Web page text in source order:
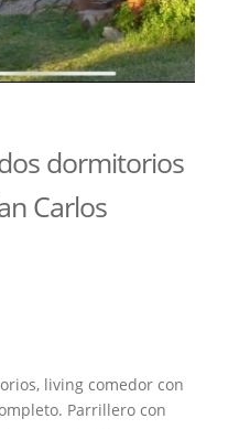
dormitorios
Carlos
living comedor con
Parrillero con